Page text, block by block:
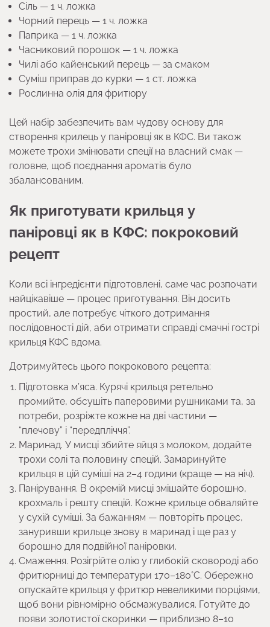
Сіль — 1 ч. ложка
Чорний перець — 1 ч. ложка
Паприка — 1 ч. ложка
Часниковий порошок — 1 ч. ложка
Чилі або кайенський перець — за смаком
Суміш приправ до курки — 1 ст. ложка
Рослинна олія для фритюру
Цей набір забезпечить вам чудову основу для
створення крилець у паніровці як в КФС. Ви також
можете трохи змінювати спеції на власний смак —
головне, щоб поєднання ароматів було
збалансованим.
Як приготувати крильця у
паніровці як в КФС: покроковий
рецепт
Коли всі інгредієнти підготовлені, саме час розпочати
найцікавіше — процес приготування. Він досить
простий, але потребує чіткого дотримання
послідовності дій, аби отримати справді смачні гострі
крильця КФС вдома.
Дотримуйтесь цього покрокового рецепта:
Підготовка м’яса. Курячі крильця ретельно
промийте, обсушіть паперовими рушниками та, за
потреби, розріжте кожне на дві частини —
“плечову” і “передпліччя”.
Маринад. У мисці збийте яйця з молоком, додайте
трохи солі та половину спецій. Замаринуйте
крильця в цій суміші на 2–4 години (краще — на ніч).
Панірування. В окремій мисці змішайте борошно,
крохмаль і решту спецій. Кожне крильце обваляйте
у сухій суміші. За бажанням — повторіть процес,
зануривши крильце знову в маринад і ще раз у
борошно для подвійної паніровки.
Смаження. Розігрійте олію у глибокій сковороді або
фритюрниці до температури 170–180°C. Обережно
опускайте крильця у фритюр невеликими порціями,
щоб вони рівномірно обсмажувалися. Готуйте до
появи золотистої скоринки — приблизно 8–10